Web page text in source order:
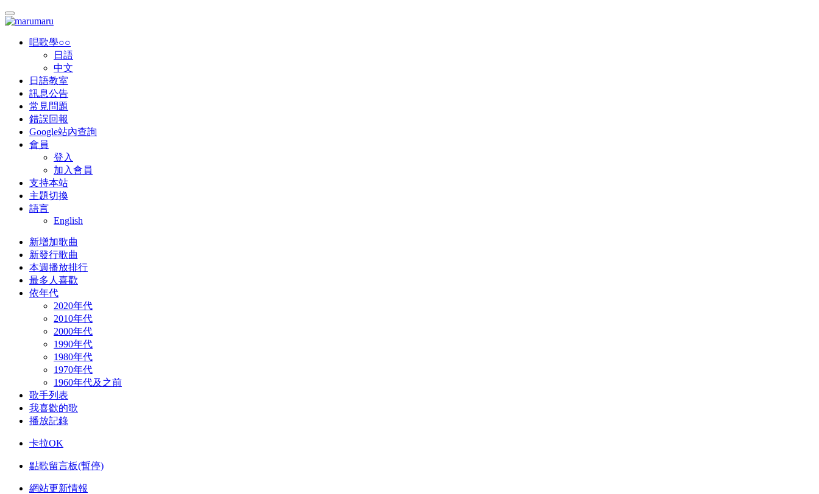
唱歌學○○
日語
中文
日語教室
訊息公告
常見問題
錯誤回報
Google站內查詢
會員
登入
加入會員
支持本站
主題切換
語言
English
新增加歌曲
新發行歌曲
本週播放排行
最多人喜歡
依年代
2020年代
2010年代
2000年代
1990年代
1980年代
1970年代
1960年代及之前
歌手列表
我喜歡的歌
播放記錄
卡拉OK
點歌留言板(暫停)
網站更新情報